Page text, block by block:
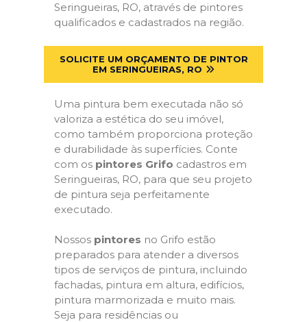
Seringueiras, RO, através de pintores
qualificados e cadastrados na região.
SOLICITE UM ORÇAMENTO DE PINTOR
EM SERINGUEIRAS, RO
Uma pintura bem executada não só
valoriza a estética do seu imóvel,
como também proporciona proteção
e durabilidade às superfícies. Conte
com os pintores Grifo cadastros em
Seringueiras, RO, para que seu projeto
de pintura seja perfeitamente
executado.
Nossos pintores no Grifo estão
preparados para atender a diversos
tipos de serviços de pintura, incluindo
fachadas, pintura em altura, edifícios,
pintura marmorizada e muito mais.
Seja para residências ou